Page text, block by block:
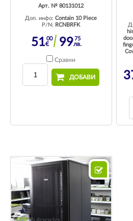
Арт. № 80131012
Доп. инфо:Contain 10 Piece
P/N: RCNBRFK
5100
€ 9975
лв.
Сравни
ДОБАВИ